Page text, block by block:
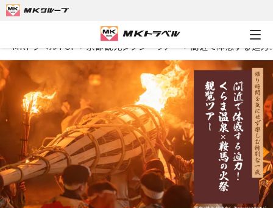
MKトラベルTOP 京都観光タクシーツアー 間近で体感する迫力